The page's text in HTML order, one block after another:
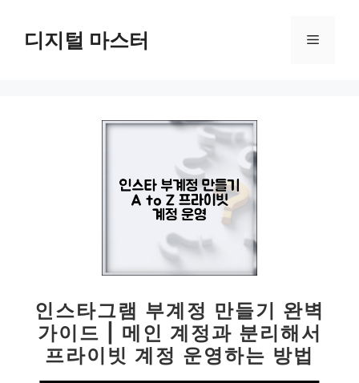
디지털 마스터 메
인스타그램 부계정 만들기 완벽
가이드 | 메인 계정과 분리해서
프라이빗 계정 운영하는 방법